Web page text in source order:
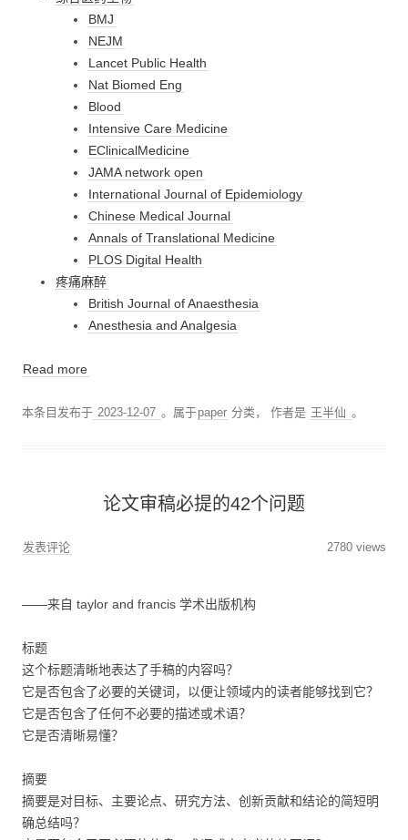
BMJ
NEJM
Lancet Public Health
Nat Biomed Eng
Blood
Intensive Care Medicine
EClinicalMedicine
JAMA network open
International Journal of Epidemiology
Chinese Medical Journal
Annals of Translational Medicine
PLOS Digital Health
疼痛麻醉
British Journal of Anaesthesia
Anesthesia and Analgesia
Read more
本条目发布于 2023-12-07 。属于paper 分类，作者是 王半仙 。
论文审稿必提的42个问题
发表评论 2780 views
——来自 taylor and francis 学术出版机构
标题
这个标题清晰地表达了手稿的内容吗？
它是否包含了必要的关键词，以便让领域内的读者能够找到它？
它是否包含了任何不必要的描述或术语？
它是否清晰易懂？
摘要
摘要是对目标、主要论点、研究方法、创新贡献和结论的简短明
确总结吗？